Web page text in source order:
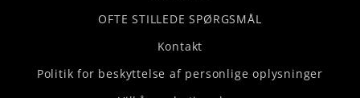
OFTE STILLEDE SPØRGSMÅL
Kontakt
Politik for beskyttelse af personlige oplysninger